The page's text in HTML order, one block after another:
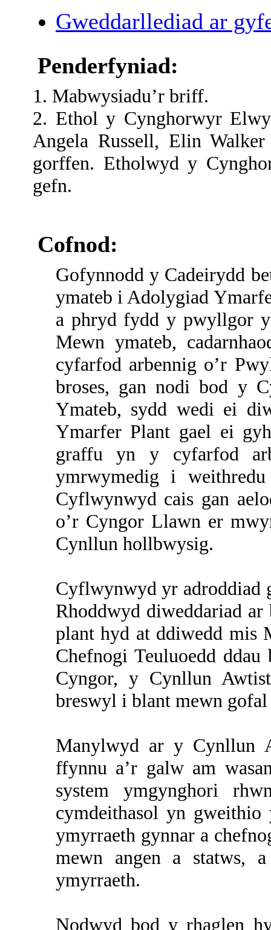
Gweddarllediad ar
Penderfyniad:
1. Mabwysiadu’r briff.
2. Ethol y Cynghorwyr
Angela Russell, Elin
gorffen. Etholwyd y
gefn.
Cofnod:
Gofynnodd y Cadeirydd
ymateb i Adolygiad
a phryd fydd y pwyllgor
Mewn ymateb,
cyfarfod arbennig o’r
broses, gan nodi bod y
Ymateb, sydd wedi ei
Ymarfer Plant gael ei
graffu yn y cyfarfod
ymrwymedig i
Cyflwynwyd cais gan
o’r Cyngor Llawn er
Cynllun hollbwysig.
Cyflwynwyd yr adroddiad
Rhoddwyd diweddariad
plant hyd at ddiwedd mis
Chefnogi Teuluoedd
Cyngor, y Cynllun
breswyl i blant mewn
Manylwyd ar y Cynllun
ffynnu a’r galw am
system ymgynghori
cymdeithasol yn
ymyrraeth gynnar a
mewn angen a statws,
ymyrraeth.
Nodwyd bod y rhaglen